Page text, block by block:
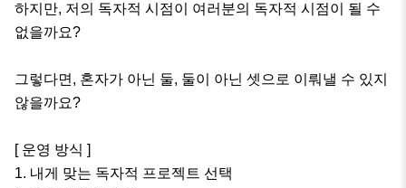
하지만, 저의 독자적 시점이 여러분의 독자적 시점이 될 수
없을까요?
그렇다면, 혼자가 아닌 둘, 둘이 아닌 셋으로 이뤄낼 수 있지
않을까요?
[ 운영 방식 ]
1. 내게 맞는 독자적 프로젝트 선택